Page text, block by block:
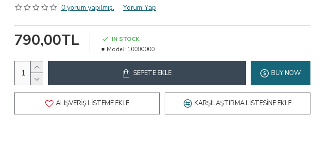
0 yorum yapılmış. - Yorum Yap
790,00TL
IN STOCK
Model: 10000000
SEPETE EKLE BUY NOW
ALIŞVERIŞ LISTEME EKLE KARŞILAŞTIRMA LISTESINE EKLE